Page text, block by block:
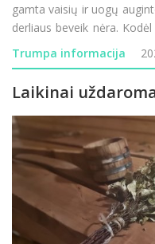
gamta vaisių ir uogų
derliaus beveik nėra.
Rokiškio krašto ūkininkai?
Trumpa informacija
Laikinai